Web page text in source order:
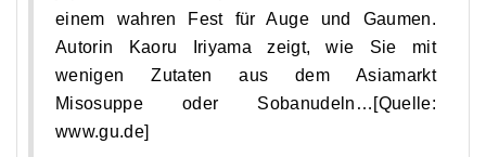
einem wahren Fest für Auge und Gaumen.
Autorin Kaoru Iriyama zeigt, wie Sie mit
wenigen Zutaten aus dem Asiamarkt
Misosuppe oder Sobanudeln…[Quelle:
www.gu.de